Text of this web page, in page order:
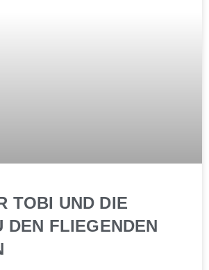
TOBI UND DIE
DEN FLIEGENDEN